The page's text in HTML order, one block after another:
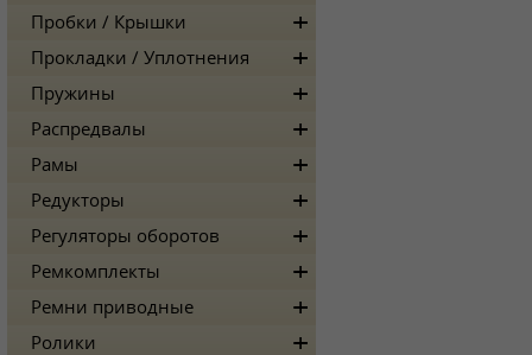
Пробки / Крышки
Прокладки / Уплотнения
Пружины
Распредвалы
Рамы
Редукторы
Регуляторы оборотов
Ремкомплекты
Ремни приводные
Ролики